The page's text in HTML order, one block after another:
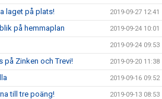
laget på plats! 2019-09-27 12:41
på hemmaplan 2019-09-24 10:01
2019-09-24 09:53
på Zinken och Trevi! 2019-09-20 11:38
2019-09-16 09:52
till tre poäng! 2019-09-13 08:53